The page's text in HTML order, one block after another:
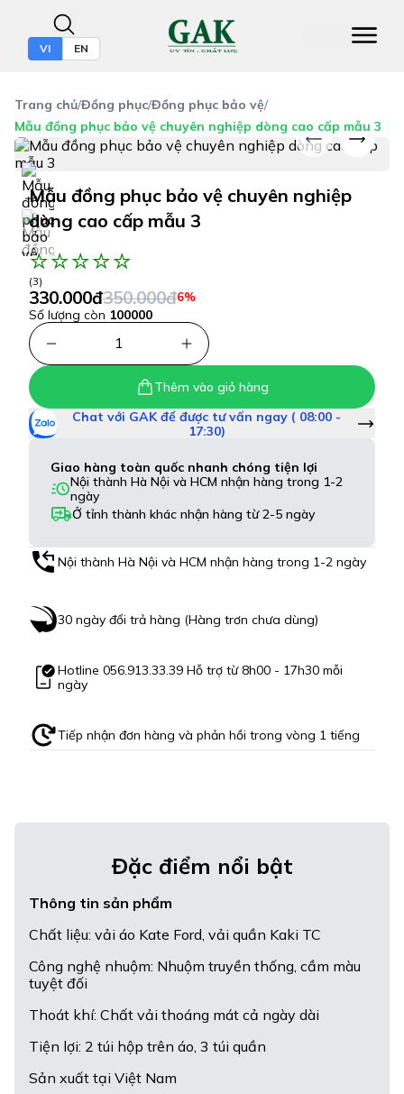
VI EN
Trang chủ/Đồng phục/Đồng phục bảo vệ/
Mẫu đồng phục bảo vệ chuyên nghiệp dòng cao cấp mẫu 3
Mẫu đồng phục bảo vệ chuyên nghiệp
dòng cao cấp mẫu 3
(3)
330.000đ350.000đ6%
Số lượng còn 100000
1
Thêm vào giỏ hàng
Chat với GAK để được tư vấn ngay ( 08:00 -
17:30)
Giao hàng toàn quốc nhanh chóng tiện lợi
Nội thành Hà Nội và HCM nhận hàng trong 1-2
ngày
Ở tỉnh thành khác nhận hàng từ 2-5 ngày
Nội thành Hà Nội và HCM nhận hàng trong 1-2 ngày
30 ngày đổi trả hàng (Hàng trơn chưa dùng)
Hotline 056.913.33.39 Hỗ trợ từ 8h00 - 17h30 mỗi
ngày
Tiếp nhận đơn hàng và phản hồi trong vòng 1 tiếng
Đặc điểm nổi bật
Thông tin sản phẩm
Chất liệu: vải áo Kate Ford, vải quần Kaki TC
Công nghệ nhuộm: Nhuộm truyền thống, cầm màu
tuyệt đối
Thoát khí: Chất vải thoáng mát cả ngày dài
Tiện lợi: 2 túi hộp trên áo, 3 túi quần
Sản xuất tại Việt Nam